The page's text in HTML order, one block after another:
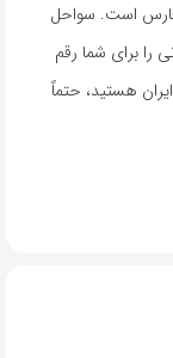
فارس است. سواحل
را برای شما رقم
هستید، حتماً